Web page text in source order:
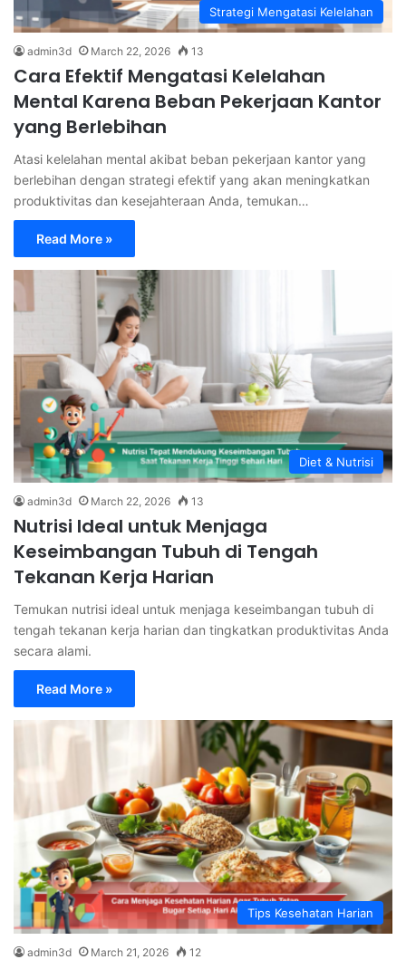
Strategi Mengatasi Kelelahan
admin3d March 22, 2026 13
Cara Efektif Mengatasi Kelelahan
Mental Karena Beban Pekerjaan Kantor
yang Berlebihan
Atasi kelelahan mental akibat beban pekerjaan kantor yang
berlebihan dengan strategi efektif yang akan meningkatkan
produktivitas dan kesejahteraan Anda, temukan…
Read More »
Diet & Nutrisi
admin3d March 22, 2026 13
Nutrisi Ideal untuk Menjaga
Keseimbangan Tubuh di Tengah
Tekanan Kerja Harian
Temukan nutrisi ideal untuk menjaga keseimbangan tubuh di
tengah tekanan kerja harian dan tingkatkan produktivitas Anda
secara alami.
Read More »
Tips Kesehatan Harian
admin3d March 21, 2026 12